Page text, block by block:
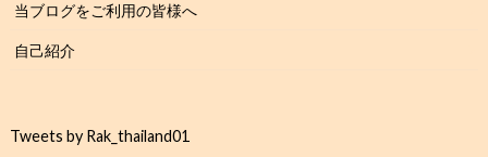
当ブログをご利用の皆様へ
自己紹介
Tweets by Rak_thailand01